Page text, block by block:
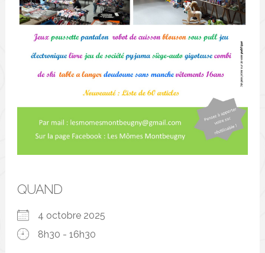
QUAND
4 octobre 2025
8h30 - 16h30